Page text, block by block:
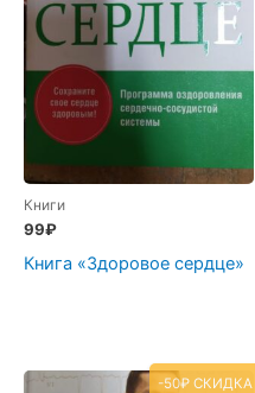
Книги
99₽
Книга «Здоровое сердце»
-50₽ СКИДКА